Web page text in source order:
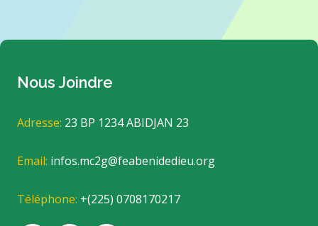
Nous Joindre
Adresse: 23 BP 1234 ABIDJAN 23
Email: infos.mc2g@feabenidedieu.org
Téléphone: +(225) 0708170217